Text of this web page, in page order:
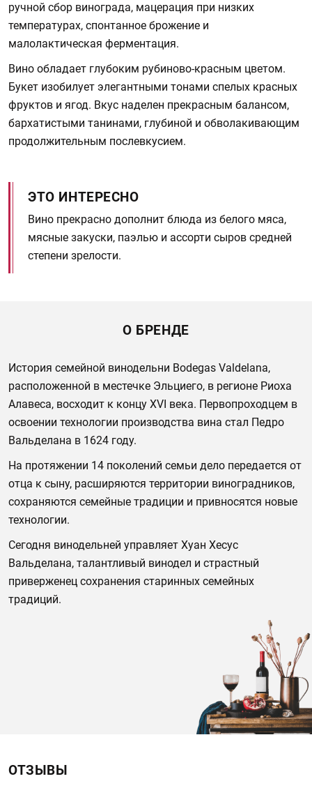
ручной сбор винограда, мацерация при низких
температурах, спонтанное брожение и
малолактическая ферментация.
Вино обладает глубоким рубиново-красным цветом.
Букет изобилует элегантными тонами спелых красных
фруктов и ягод. Вкус наделен прекрасным балансом,
бархатистыми танинами, глубиной и обволакивающим
продолжительным послевкусием.
ЭТО ИНТЕРЕСНО
Вино прекрасно дополнит блюда из белого мяса,
мясные закуски, паэлью и ассорти сыров средней
степени зрелости.
О БРЕНДЕ
История семейной винодельни Bodegas Valdelana,
расположенной в местечке Эльциего, в регионе Риоха
Алавеса, восходит к концу XVI века. Первопроходцем в
освоении технологии производства вина стал Педро
Вальделана в 1624 году.
На протяжении 14 поколений семьи дело передается от
отца к сыну, расширяются территории виноградников,
сохраняются семейные традиции и привносятся новые
технологии.
Сегодня винодельней управляет Хуан Хесус
Вальделана, талантливый винодел и страстный
приверженец сохранения старинных семейных
традиций.
ОТЗЫВЫ